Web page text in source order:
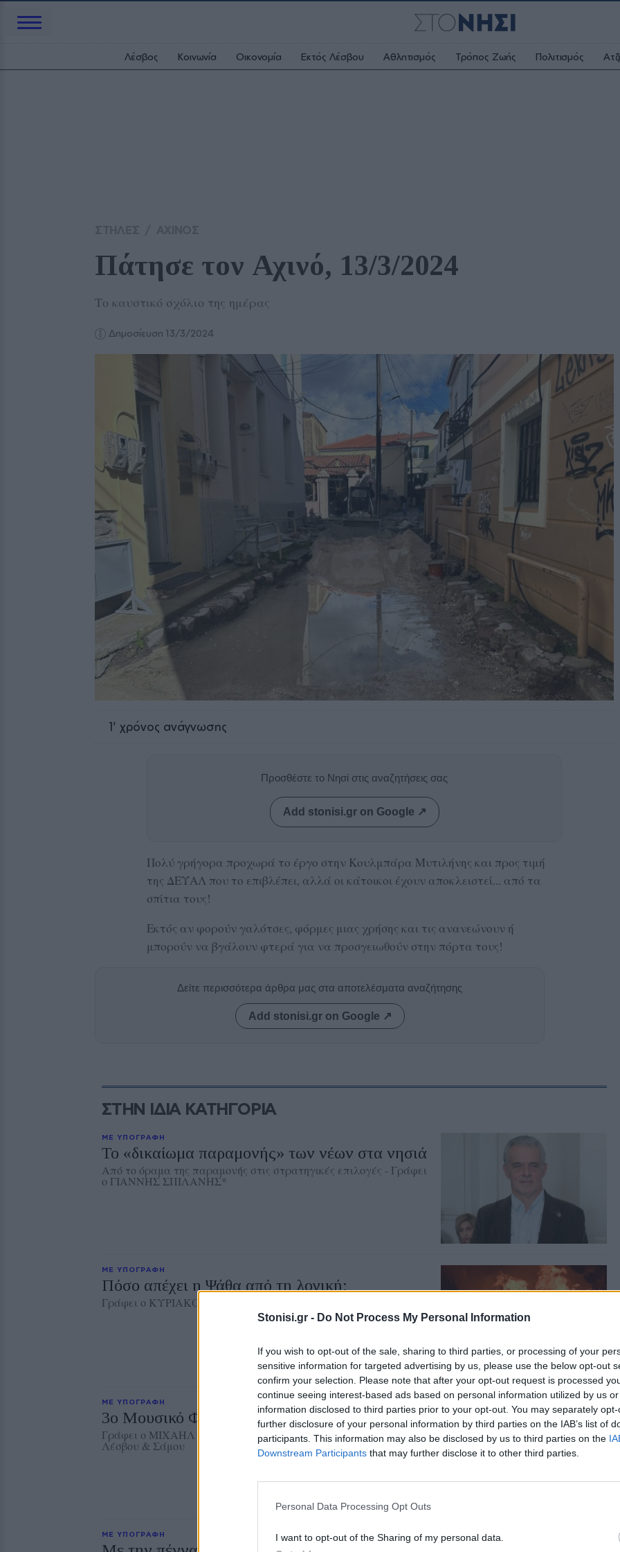
Stonisi.gr - Do Not Process My Personal Information
If you wish to opt-out of the sale, sharing to third parties, or processing of your
sensitive information for targeted advertising by us, please use the below opt-out
confirm your selection. Please note that after your opt-out request is processed
continue seeing interest-based ads based on personal information utilized by us
information disclosed to third parties prior to your opt-out. You may separately
further disclosure of your personal information by third parties on the IAB’s list of
participants. This information may also be disclosed by us to third parties on the
Downstream Participants that may further disclose it to other third parties.
Personal Data Processing Opt Outs
I want to opt-out of the Sharing of my personal data.
Λέσβος Κοινωνία Οικονομία Εκτός Λέσβου Αθλητισμός Τρόπος Ζωής Πολιτισμός
Πάτησε τον Αχινό, 13/3/2024
Το καυστικό σχόλιο της ημέρας
Δημοσίευση 13/3/2024
1' χρόνος ανάγνωσης
Προσθέστε το Νησί στις αναζητήσεις σας
Add stonisi.gr on Google ↗
Πολύ γρήγορα προχωρά το έργο στην Κουλμπάρα Μυτιλήνης και προς τιμή
της ΔΕΥΑΛ που το επιβλέπει, αλλά οι κάτοικοι έχουν αποκλειστεί... από τα
σπίτια τους!
Εκτός αν φορούν γαλότσες, φόρμες μιας χρήσης και τις ανανεώνουν ή
μπορούν να βγάλουν φτερά για να προσγειωθούν στην πόρτα τους!
Δείτε περισσότερα άρθρα μας στα αποτελέσματα αναζήτησης
Add stonisi.gr on Google ↗
ΣΤΗΝ ΙΔΙΑ ΚΑΤΗΓΟΡΙΑ
ΜΕ ΥΠΟΓΡΑΦΗ
Το «δικαίωμα παραμονής» των νέων στα νησιά
Από το όραμα της παραμονής στις στρατηγικές επιλογές - Γράφει
ο ΓΙΑΝΝΗΣ ΣΠΙΛΑΝΗΣ*
ΜΕ ΥΠΟΓΡΑΦΗ
Πόσο απέχει η Ψάθα από τη λογική;
Γράφει ο ΚΥΡΙΑΚΟΣ ΑΡΓΥΡΟΠΟΥΛΟΣ
ΜΕ ΥΠΟΓΡΑΦΗ
3ο Μουσικό Φεστιβάλ Δήμου Μυτιλήνης
Γράφει ο ΜΙΧΑΗΛ ΚΑΠΙΩΤΑΣ, πρώην Δντης Β/θμιας Εκπ/σης
Λέσβου & Σάμου
ΜΕ ΥΠΟΓΡΑΦΗ